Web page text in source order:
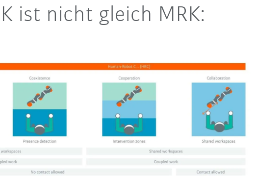
ist nicht gleich MRK: